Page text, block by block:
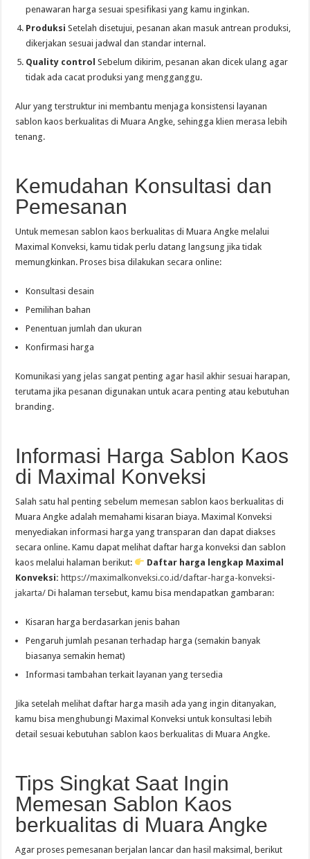
penawaran harga sesuai spesifikasi yang kamu inginkan.
Produksi Setelah disetujui, pesanan akan masuk antrean produksi,
dikerjakan sesuai jadwal dan standar internal.
Quality control Sebelum dikirim, pesanan akan dicek ulang agar
tidak ada cacat produksi yang mengganggu.
Alur yang terstruktur ini membantu menjaga konsistensi layanan
sablon kaos berkualitas di Muara Angke, sehingga klien merasa lebih
tenang.
Kemudahan Konsultasi dan
Pemesanan
Untuk memesan sablon kaos berkualitas di Muara Angke melalui
Maximal Konveksi, kamu tidak perlu datang langsung jika tidak
memungkinkan. Proses bisa dilakukan secara online:
Konsultasi desain
Pemilihan bahan
Penentuan jumlah dan ukuran
Konfirmasi harga
Komunikasi yang jelas sangat penting agar hasil akhir sesuai harapan,
terutama jika pesanan digunakan untuk acara penting atau kebutuhan
branding.
Informasi Harga Sablon Kaos
di Maximal Konveksi
Salah satu hal penting sebelum memesan sablon kaos berkualitas di
Muara Angke adalah memahami kisaran biaya. Maximal Konveksi
menyediakan informasi harga yang transparan dan dapat diakses
secara online. Kamu dapat melihat daftar harga konveksi dan sablon
kaos melalui halaman berikut:
Daftar harga lengkap Maximal
Konveksi: https://maximalkonveksi.co.id/daftar-harga-konveksi-
jakarta/ Di halaman tersebut, kamu bisa mendapatkan gambaran:
Kisaran harga berdasarkan jenis bahan
Pengaruh jumlah pesanan terhadap harga (semakin banyak
biasanya semakin hemat)
Informasi tambahan terkait layanan yang tersedia
Jika setelah melihat daftar harga masih ada yang ingin ditanyakan,
kamu bisa menghubungi Maximal Konveksi untuk konsultasi lebih
detail sesuai kebutuhan sablon kaos berkualitas di Muara Angke.
Tips Singkat Saat Ingin
Memesan Sablon Kaos
berkualitas di Muara Angke
Agar proses pemesanan berjalan lancar dan hasil maksimal, berikut